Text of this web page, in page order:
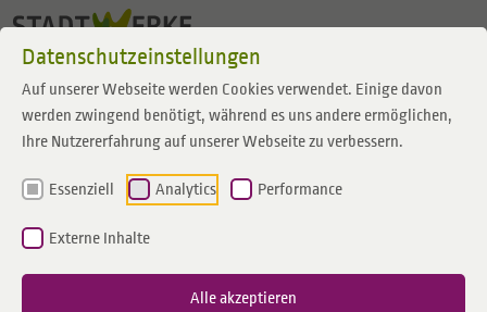
Datenschutzeinstellungen
Auf unserer Webseite werden Cookies verwendet. Einige davon
werden zwingend benötigt, während es uns andere ermöglichen,
Ihre Nutzererfahrung auf unserer Webseite zu verbessern.
Essenziell Analytics Performance
Externe Inhalte
Alle akzeptieren
Zum Inhalt springen